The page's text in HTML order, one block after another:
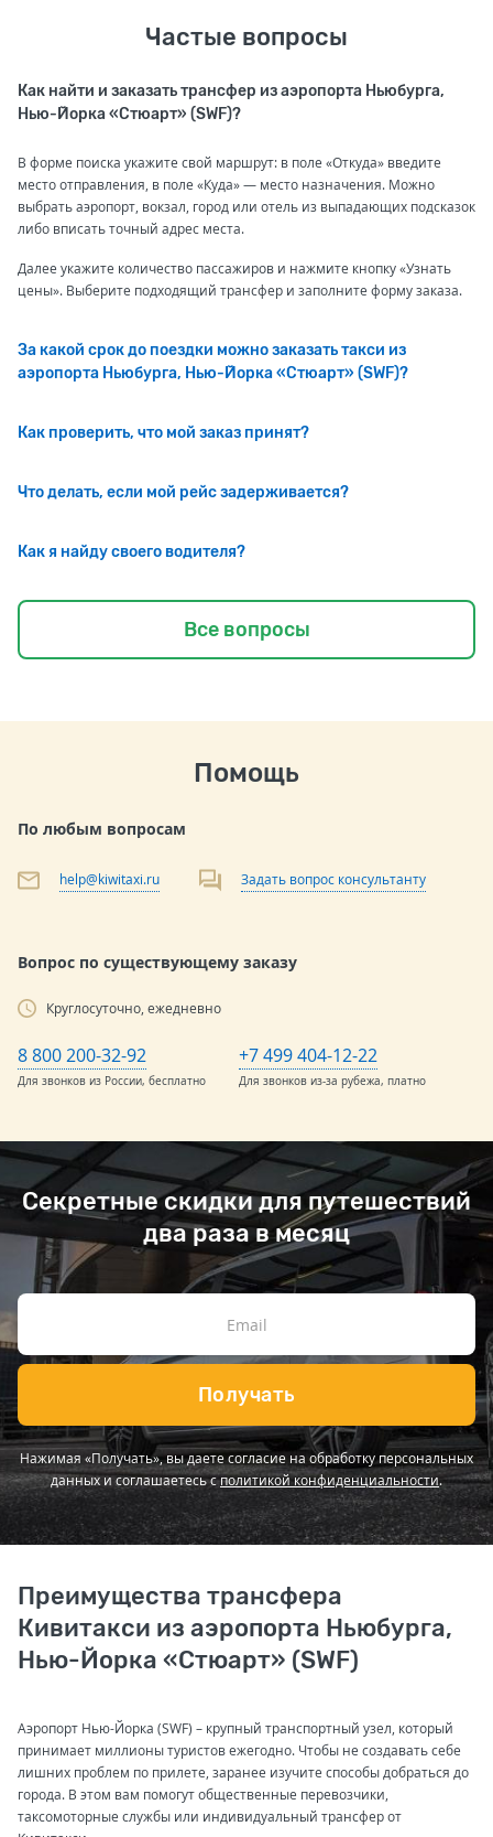
Частые вопросы
Как найти и заказать трансфер из аэропорта Ньюбурга,
Нью-Йорка «Стюарт» (SWF)?
В форме поиска укажите свой маршрут: в поле «Откуда» введите
место отправления, в поле «Куда» — место назначения. Можно
выбрать аэропорт, вокзал, город или отель из выпадающих подсказок
либо вписать точный адрес места.
Далее укажите количество пассажиров и нажмите кнопку «Узнать
цены». Выберите подходящий трансфер и заполните форму заказа.
За какой срок до поездки можно заказать такси из
аэропорта Ньюбурга, Нью-Йорка «Стюарт» (SWF)?
Как проверить, что мой заказ принят?
Что делать, если мой рейс задерживается?
Как я найду своего водителя?
Все вопросы
Помощь
По любым вопросам
help@kiwitaxi.ru Задать вопрос консультанту
Вопрос по существующему заказу
Круглосуточно, ежедневно
8 800 200-32-92
Для звонков из России, бесплатно
+7 499 404-12-22
Для звонков из-за рубежа, платно
Секретные скидки для путешествий
два раза в месяц
Получать
Нажимая «Получать», вы даете согласие на обработку персональных
данных и соглашаетесь сполитикой конфиденциальности.
Преимущества трансфера
Кивитакси из аэропорта Ньюбурга,
Нью-Йорка «Стюарт» (SWF)
Аэропорт Нью-Йорка (SWF) – крупный транспортный узел, который
принимает миллионы туристов ежегодно. Чтобы не создавать себе
лишних проблем по прилете, заранее изучите способы добраться до
города. В этом вам помогут общественные перевозчики,
таксомоторные службы или индивидуальный трансфер от